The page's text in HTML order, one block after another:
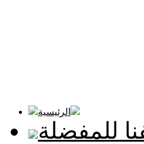
الرئيسية
للمفضلة